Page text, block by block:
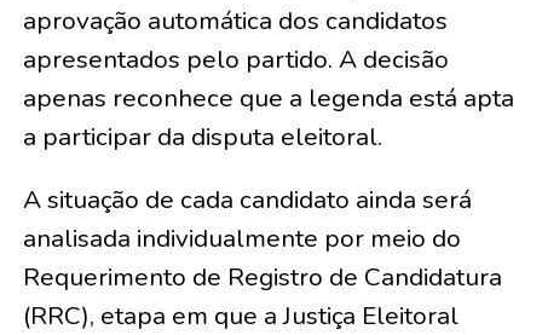
aprovação automática dos candidatos
apresentados pelo partido. A decisão
apenas reconhece que a legenda está apta
a participar da disputa eleitoral.
A situação de cada candidato ainda será
analisada individualmente por meio do
Requerimento de Registro de Candidatura
(RRC), etapa em que a Justiça Eleitoral